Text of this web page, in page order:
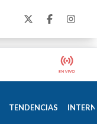
TENDENCIAS